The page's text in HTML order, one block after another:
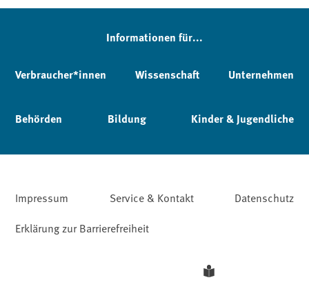
Informationen für...
Verbraucher*innen Wissenschaft Unternehmen
Behörden Bildung Kinder & Jugendliche
Impressum Service & Kontakt
Datenschutz
Erklärung zur Barrierefreiheit